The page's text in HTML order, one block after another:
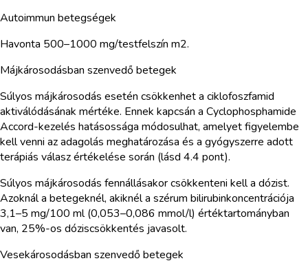
Autoimmun betegségek
Havonta 500–1000 mg/testfelszín m2.
Májkárosodásban szenvedő betegek
Súlyos májkárosodás esetén csökkenhet a ciklofoszfamid
aktiválódásának mértéke. Ennek kapcsán a Cyclophosphamide
Accord-kezelés hatásossága módosulhat, amelyet figyelembe
kell venni az adagolás meghatározása és a gyógyszerre adott
terápiás válasz értékelése során (lásd 4.4 pont).
Súlyos májkárosodás fennállásakor csökkenteni kell a dózist.
Azoknál a betegeknél, akiknél a szérum bilirubinkoncentrációja
3,1–5 mg/100 ml (0,053–0,086 mmol/l) értéktartományban
van, 25%-os dóziscsökkentés javasolt.
Vesekárosodásban szenvedő betegek